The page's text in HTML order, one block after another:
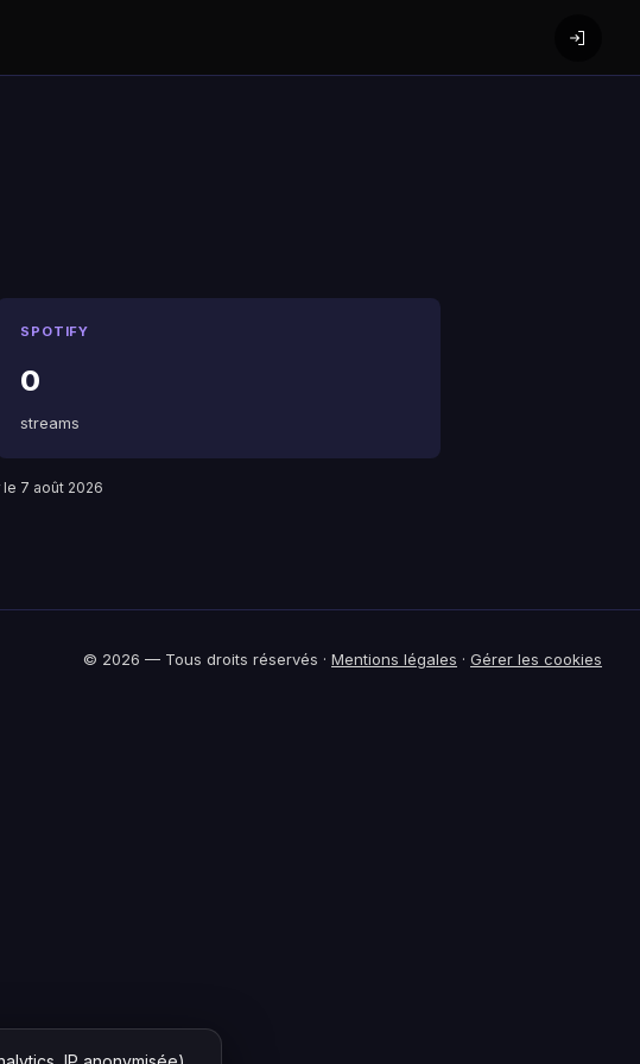
SPOTIFY
0
streams
7 août 2026
© 2026 — Tous droits réservés · Mentions légales · Gérer les cookies